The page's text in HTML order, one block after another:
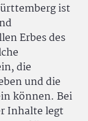
ist
Erbes des
die
und die
können. Bei
Inhalte legt